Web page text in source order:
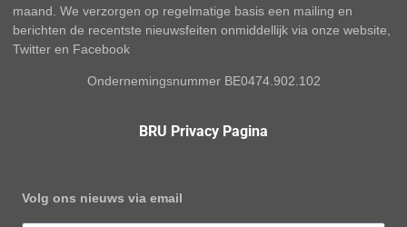
maand. We verzorgen op regelmatige basis een mailing en
berichten de recentste nieuwsfeiten onmiddellijk via onze website,
Twitter en Facebook
Ondernemingsnummer BE0474.902.102
BRU Privacy Pagina
Volg ons nieuws via email